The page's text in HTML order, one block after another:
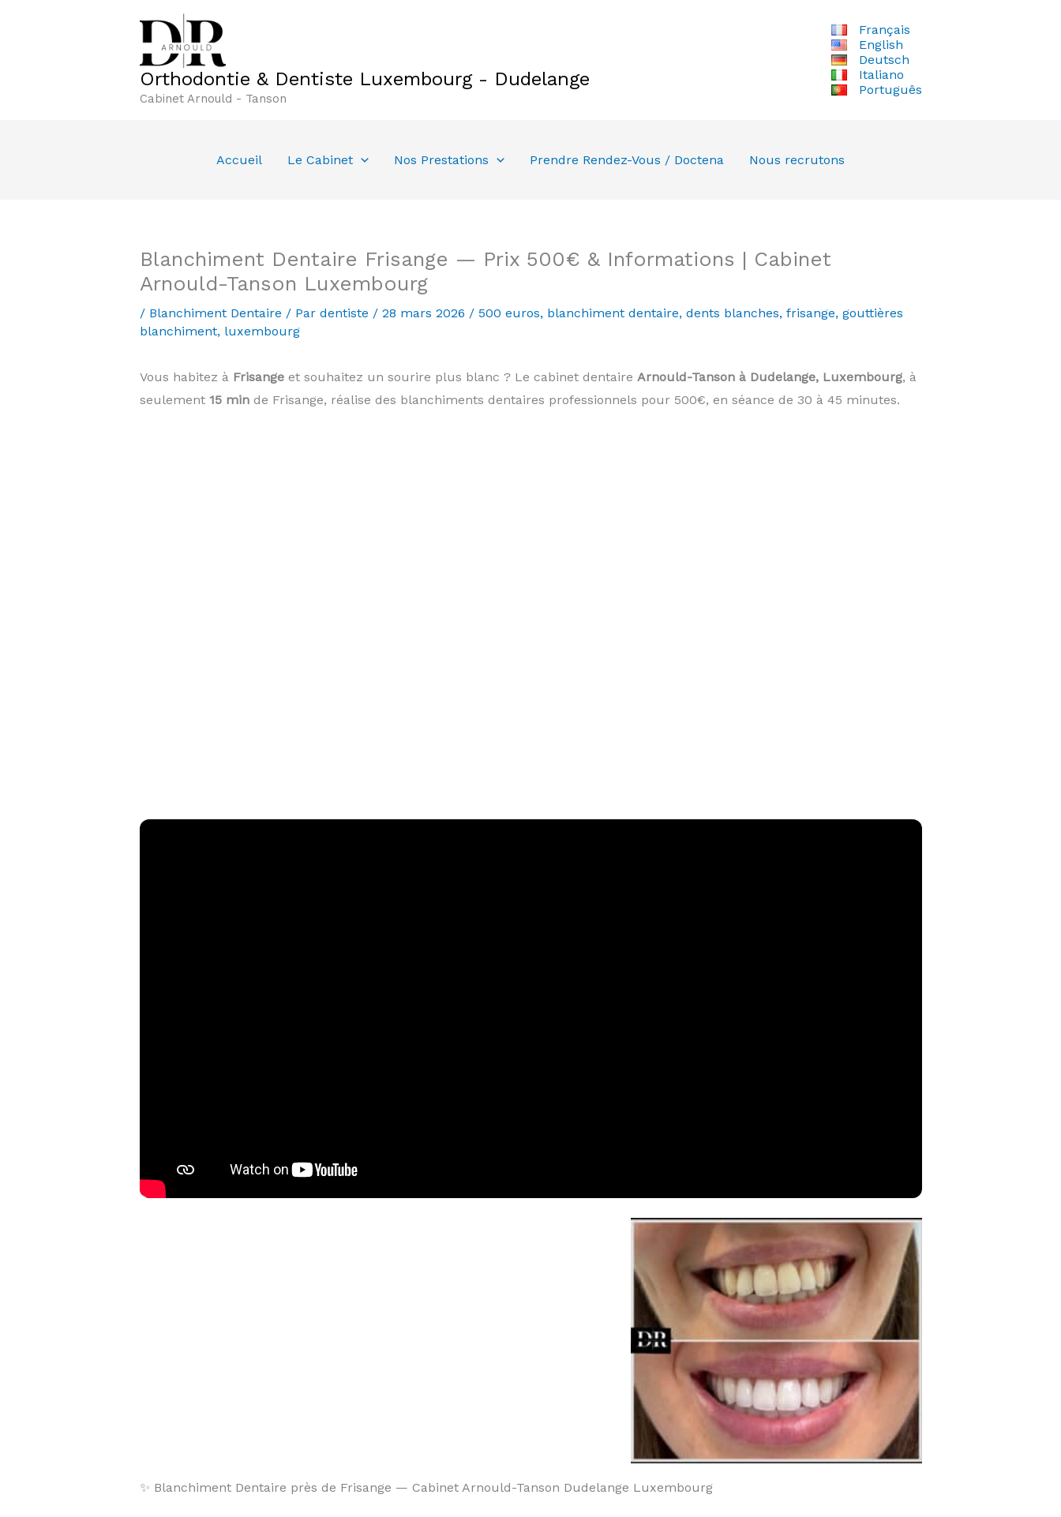
Orthodontie & Dentiste Luxembourg - Dudelange
Cabinet Arnould - Tanson
Français
English
Deutsch
Italiano
Português
Accueil Le Cabinet Nos Prestations Prendre Rendez-Vous / Doctena Nous recrutons
Blanchiment Dentaire Frisange — Prix 500€ & Informations | Cabinet
Arnould-Tanson Luxembourg
/ Blanchiment Dentaire / Par dentiste / 28 mars 2026 / 500 euros, blanchiment dentaire, dents blanches, frisange, gouttières
blanchiment, luxembourg
Vous habitez à Frisangeet souhaitez un sourire plus blanc ? Le cabinet dentaire Arnould-Tanson à Dudelange, Luxembourg, à
seulement 15 minde Frisange, réalise des blanchiments dentaires professionnels pour 500€, en séance de 30 à 45 minutes.
✨ Blanchiment Dentaire près de Frisange — Cabinet Arnould-Tanson Dudelange Luxembourg